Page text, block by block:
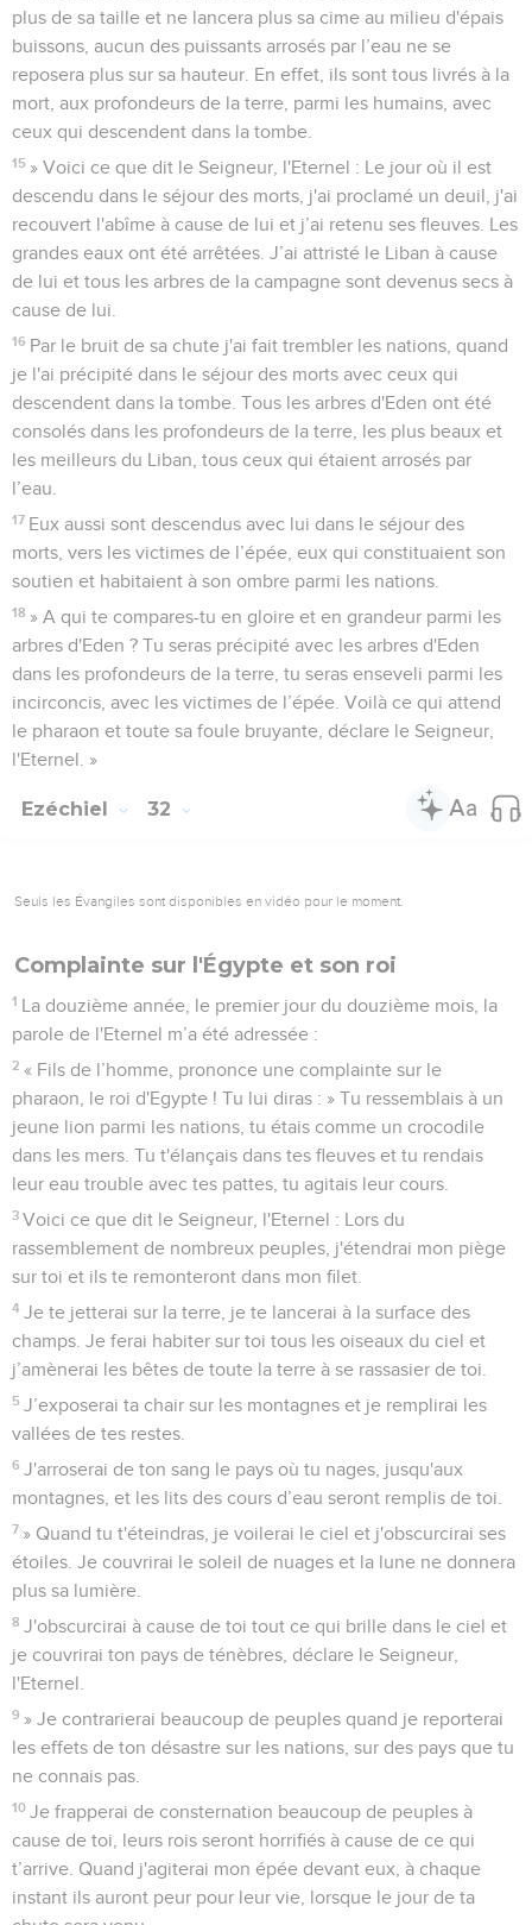
plus de sa taille et ne lancera plus sa cime au milieu d'épais
buissons, aucun des puissants arrosés par l’eau ne se
reposera plus sur sa hauteur. En effet, ils sont tous livrés à la
mort, aux profondeurs de la terre, parmi les humains, avec
ceux qui descendent dans la tombe.
15 » Voici ce que dit le Seigneur, l'Eternel : Le jour où il est
descendu dans le séjour des morts, j'ai proclamé un deuil, j'ai
recouvert l'abîme à cause de lui et j’ai retenu ses fleuves. Les
grandes eaux ont été arrêtées. J’ai attristé le Liban à cause
de lui et tous les arbres de la campagne sont devenus secs à
cause de lui.
16 Par le bruit de sa chute j'ai fait trembler les nations, quand
je l'ai précipité dans le séjour des morts avec ceux qui
descendent dans la tombe. Tous les arbres d'Eden ont été
consolés dans les profondeurs de la terre, les plus beaux et
les meilleurs du Liban, tous ceux qui étaient arrosés par
l’eau.
17 Eux aussi sont descendus avec lui dans le séjour des
morts, vers les victimes de l’épée, eux qui constituaient son
soutien et habitaient à son ombre parmi les nations.
18 » A qui te compares-tu en gloire et en grandeur parmi les
arbres d'Eden ? Tu seras précipité avec les arbres d'Eden
dans les profondeurs de la terre, tu seras enseveli parmi les
incirconcis, avec les victimes de l’épée. Voilà ce qui attend
le pharaon et toute sa foule bruyante, déclare le Seigneur,
l'Eternel. »
Ezéchiel 32
Seuls les Évangiles sont disponibles en vidéo pour le moment.
Complainte sur l'Égypte et son roi
1 La douzième année, le premier jour du douzième mois, la
parole de l'Eternel m’a été adressée :
2 « Fils de l’homme, prononce une complainte sur le
pharaon, le roi d'Egypte ! Tu lui diras : » Tu ressemblais à un
jeune lion parmi les nations, tu étais comme un crocodile
dans les mers. Tu t'élançais dans tes fleuves et tu rendais
leur eau trouble avec tes pattes, tu agitais leur cours.
3 Voici ce que dit le Seigneur, l'Eternel : Lors du
rassemblement de nombreux peuples, j'étendrai mon piège
sur toi et ils te remonteront dans mon filet.
4 Je te jetterai sur la terre, je te lancerai à la surface des
champs. Je ferai habiter sur toi tous les oiseaux du ciel et
j’amènerai les bêtes de toute la terre à se rassasier de toi.
5 J’exposerai ta chair sur les montagnes et je remplirai les
vallées de tes restes.
6 J'arroserai de ton sang le pays où tu nages, jusqu'aux
montagnes, et les lits des cours d’eau seront remplis de toi.
7 » Quand tu t'éteindras, je voilerai le ciel et j'obscurcirai ses
étoiles. Je couvrirai le soleil de nuages et la lune ne donnera
plus sa lumière.
8 J'obscurcirai à cause de toi tout ce qui brille dans le ciel et
je couvrirai ton pays de ténèbres, déclare le Seigneur,
l'Eternel.
9 » Je contrarierai beaucoup de peuples quand je reporterai
les effets de ton désastre sur les nations, sur des pays que tu
ne connais pas.
10 Je frapperai de consternation beaucoup de peuples à
cause de toi, leurs rois seront horrifiés à cause de ce qui
t’arrive. Quand j'agiterai mon épée devant eux, à chaque
instant ils auront peur pour leur vie, lorsque le jour de ta